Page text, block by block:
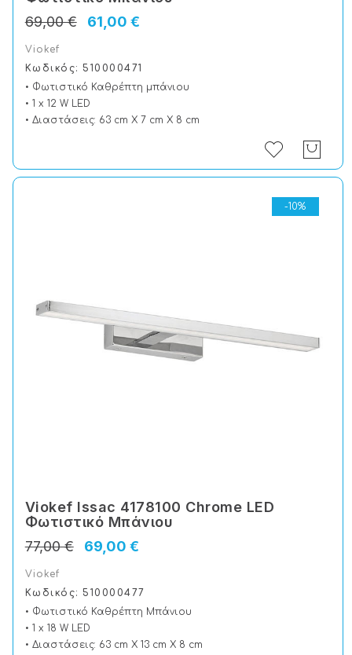
61,00 €
69,00 €
Viokef
Κωδικός: 510000471
• Φωτιστικό Καθρέπτη μπάνιου
• 1 x 12 W LED
• Διαστάσεις: 63 cm X 7 cm X 8 cm
-10%
Viokef Issac 4178100 Chrome LED
Φωτιστικό Μπάνιου
69,00 €
77,00 €
Viokef
Κωδικός: 510000477
• Φωτιστικό Καθρέπτη Μπάνιου
• 1 x 18 W LED
• Διαστάσεις: 63 cm X 13 cm X 8 cm